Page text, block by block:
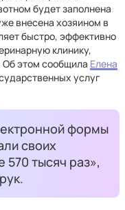
будет заполнена
внесена хозяином в
быстро, эффективно
клинику,
этом сообщила Елена
услуг
формы
своих
570 тысяч раз»,